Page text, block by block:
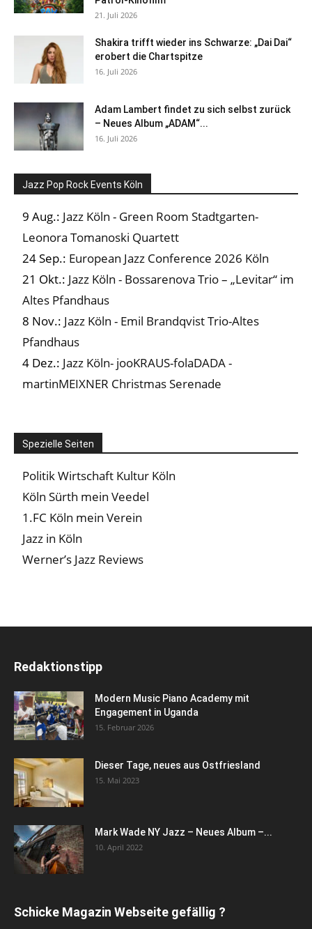
21. Juli 2026
Shakira trifft wieder ins Schwarze: „Dai Dai“
erobert die Chartspitze
16. Juli 2026
Adam Lambert findet zu sich selbst zurück
– Neues Album „ADAM“...
16. Juli 2026
Jazz Pop Rock Events Köln
9 Aug.: Jazz Köln - Green Room Stadtgarten-
Leonora Tomanoski Quartett
24 Sep.: European Jazz Conference 2026 Köln
21 Okt.: Jazz Köln - Bossarenova Trio – „Levitar“ im
Altes Pfandhaus
8 Nov.: Jazz Köln - Emil Brandqvist Trio-Altes
Pfandhaus
4 Dez.: Jazz Köln- jooKRAUS-folaDADA -
martinMEIXNER Christmas Serenade
Spezielle Seiten
Politik Wirtschaft Kultur Köln
Köln Sürth mein Veedel
1.FC Köln mein Verein
Jazz in Köln
Werner’s Jazz Reviews
Redaktionstipp
Modern Music Piano Academy mit
Engagement in Uganda
15. Februar 2026
Dieser Tage, neues aus Ostfriesland
15. Mai 2023
Mark Wade NY Jazz – Neues Album –...
10. April 2022
Schicke Magazin Webseite gefällig ?